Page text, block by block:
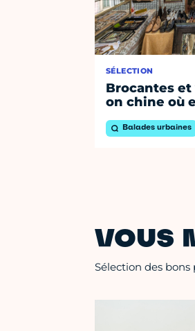
SÉLECTION
Brocantes
on chine où
Balades urbaines
VOUS
Sélection des